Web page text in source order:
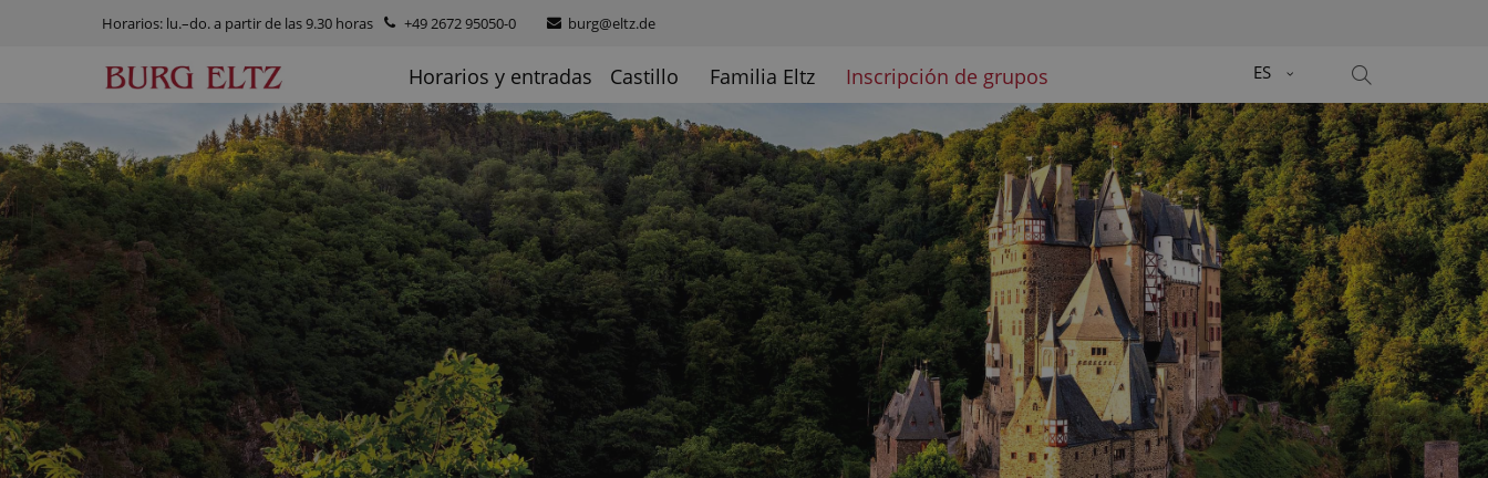
Get in touch
376-293 City Road, Suite 600
San Francisco, CA 94102
Have any questions?
+44 1234 567 890
Drop us a line
info@yourdomain.com
Lorem ipsum dolor sit amet,
consectetuer adipiscing elit.
Aenean commodo ligula eget
dolor. Aenean massa. Cum sociis
natoque penatibus et magnis dis
parturient montes, nascetur
ridiculus mus. Donec quam felis,
ultricies nec.
Horarios: lu.–do. a partir de las 9.30 horas +49 2672 95050-0 burg@eltz.de
ES
Horarios y entradas Castillo Familia Eltz Inscripción de grupos